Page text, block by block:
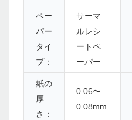
ペー
パー
タイ
プ：
サーマ
ルレシ
ートペ
ーパー
紙の
厚
さ：
0.06〜
0.08mm